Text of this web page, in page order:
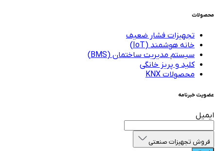
محصولات
تجهیزات فشار ضعیف
خانه هوشمند (IoT)
سیستم مدیریت ساختمان (BMS)
کلید و پریز خانگی
محصولات KNX
عضویت خبرنامه
ایمیل
فروش تجهیزات صنعتی